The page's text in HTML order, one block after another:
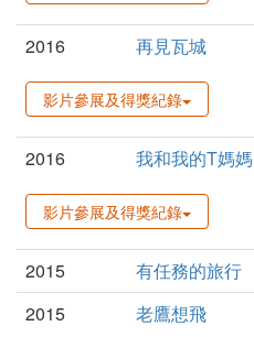
2016 再見瓦城
影片參展及得獎紀錄
2016 我和我的T媽媽
影片參展及得獎紀錄
2015
有任務的旅行
2015
老鷹想飛